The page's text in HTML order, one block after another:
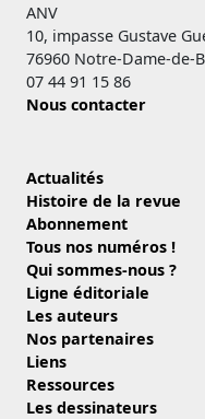
ANV
10, impasse Gustave
76960 Notre-Dame-de-
07 44 91 15 86
Nous contacter
Actualités
Histoire de la revue
Abonnement
Tous nos numéros !
Qui sommes-nous ?
Ligne éditoriale
Les auteurs
Nos partenaires
Liens
Ressources
Les dessinateurs